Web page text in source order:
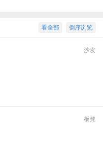
倒序浏览
看全部
沙发
板凳